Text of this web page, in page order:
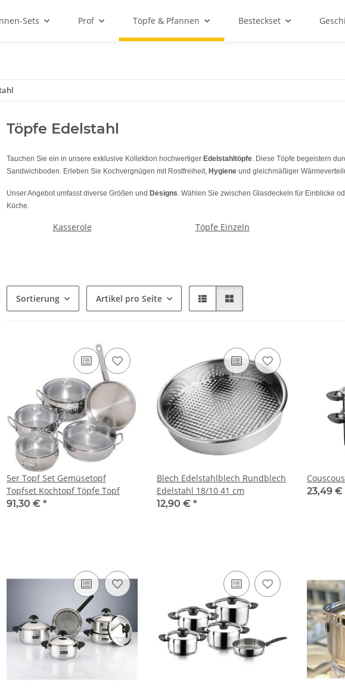
Sets Prof Töpfe & Pfannen Besteckset
Töpfe Edelstahl
Tauchen Sie ein in unsere exklusive Kollektion hochwertiger Edelstahltöpfe. Diese Töpfe begeistern
Sandwichboden. Erleben Sie Kochvergnügen mit Rostfreiheit, Hygiene und gleichmäßiger
Unser Angebot umfasst diverse Größen und Designs. Wählen Sie zwischen Glasdeckeln für Einblicke
Küche.
Kasserole Töpfe Einzeln
Sortierung Artikel pro Seite
5er Topf Set Gemüsetopf
Topfset Kochtopf Töpfe Topf
91,30 € *
Blech Edelstahlblech Rundblech
Edelstahl 18/10 41 cm
12,90 € *
23,49 €